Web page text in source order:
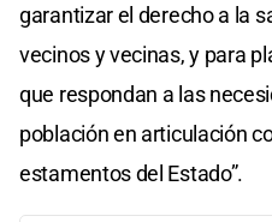
garantizar el derecho a la
vecinos y vecinas, y para
que respondan a las
población en articulación
estamentos del Estado”.